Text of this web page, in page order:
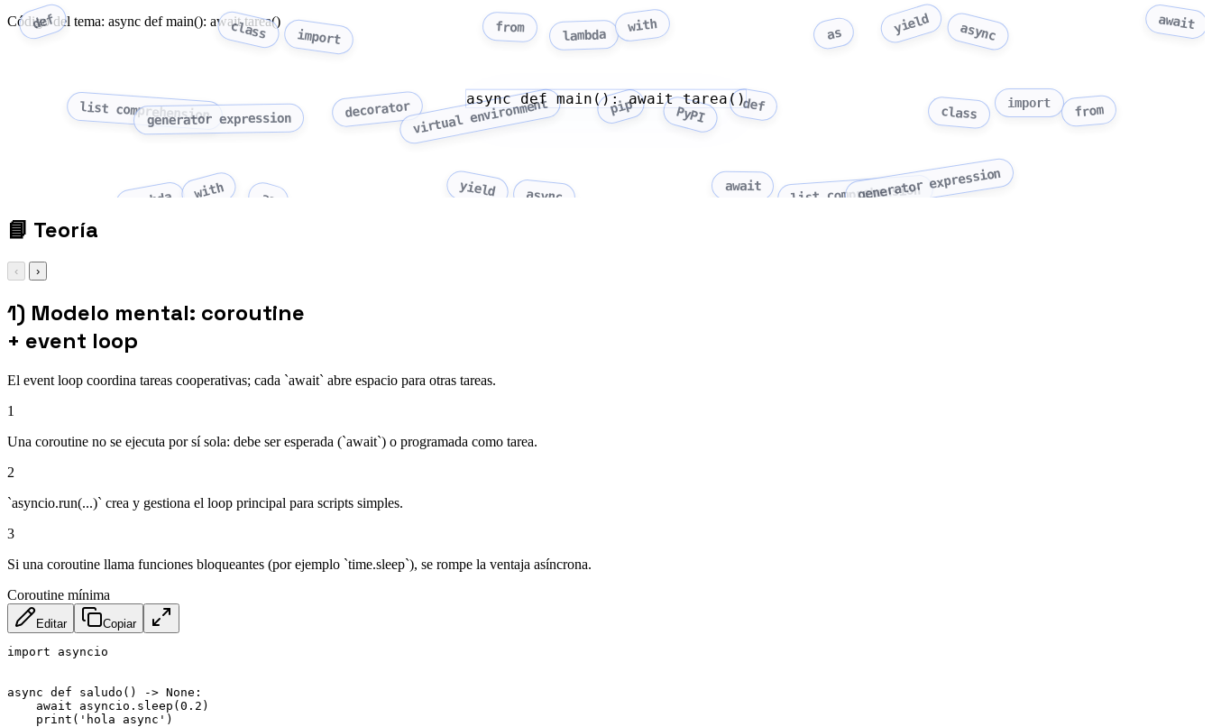
Código del tema: async def main(): await tarea()
def class import from lambda
with as yield async await
list comprehensiongenerator expression decoratorvirtual environment pip PyPI def class
import from
lambda with as yield async
await list comprehensiongenerator expression
async def main(): await tarea()
📘 Teoría
‹ ›
1) Modelo mental: coroutine
+ event loop
El event loop coordina tareas cooperativas; cada `await` abre espacio para otras tareas.
1
Una coroutine no se ejecuta por sí sola: debe ser esperada (`await`) o programada como tarea.
2
`asyncio.run(...)` crea y gestiona el loop principal para scripts simples.
3
Si una coroutine llama funciones bloqueantes (por ejemplo `time.sleep`), se rompe la ventaja asíncrona.
Coroutine mínima
Editar Copiar
import asyncio
async def saludo() -> None:
    await asyncio.sleep(0.2)
    print('hola async')